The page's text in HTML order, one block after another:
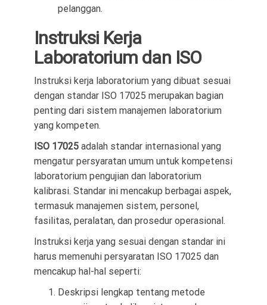
pelanggan.
Instruksi Kerja
Laboratorium dan ISO
Instruksi kerja laboratorium yang dibuat sesuai
dengan standar ISO 17025 merupakan bagian
penting dari sistem manajemen laboratorium
yang kompeten.
ISO 17025adalah standar internasional yang
mengatur persyaratan umum untuk kompetensi
laboratorium pengujian dan laboratorium
kalibrasi. Standar ini mencakup berbagai aspek,
termasuk manajemen sistem, personel,
fasilitas, peralatan, dan prosedur operasional.
Instruksi kerja yang sesuai dengan standar ini
harus memenuhi persyaratan ISO 17025 dan
mencakup hal-hal seperti:
Deskripsi lengkap tentang metode